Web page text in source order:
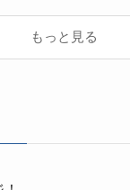
もっと見る